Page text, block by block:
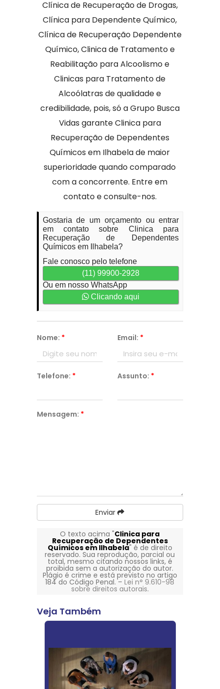
Clínica de Recuperação de Drogas,
Clínica para Dependente Químico,
Clínica de Recuperação Dependente
Químico, Clinica de Tratamento e
Reabilitação para Alcoolismo e
Clinicas para Tratamento de
Alcoólatras de qualidade e
credibilidade, pois, só a Grupo Busca
Vidas garante Clinica para
Recuperação de Dependentes
Químicos em Ilhabela de maior
superioridade quando comparado
com a concorrente. Entre em
contato e consulte-nos.
Gostaria de um orçamento ou entrar
em contato sobre Clinica para
Recuperação de Dependentes
Químicos em Ilhabela?
Fale conosco pelo telefone
(11) 99900-2928
Ou em nosso WhatsApp
Clicando aqui
Nome: * Email: *
Telefone: * Assunto: *
Mensagem: *
Enviar
O texto acima "Clinica para
Recuperação de Dependentes
Químicos em Ilhabela" é de direito
reservado. Sua reprodução, parcial ou
total, mesmo citando nossos links, é
proibida sem a autorização do autor.
Plágio é crime e está previsto no artigo
184 do Código Penal. –Lei n° 9.610-98
sobre direitos autorais.
Veja Também